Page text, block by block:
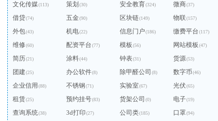
文化传媒(113) 策划 (30) 安全教育(324) 微商(37)
借贷(74) 五金(90) 区块链(149) 物联(157)
外包(43) 机电(22) 信息门户(186) 缴费平台(117)
维修(60) 配资平台(77) 模板(56) 网站模板(47)
简历(21) 涂料(44) 钟表(31) 货源(53)
团建(25) 办公软件(8) 除甲醛公司 (8) 数字币(46)
企业信用 (88) 不锈钢(71) 实验室(67) 光伏(65)
租赁(25) 预约挂号(83) 货架公司 (0) 电子(19)
查询系统(38) 3d打印(27) 公司类(185) 口罩(94)